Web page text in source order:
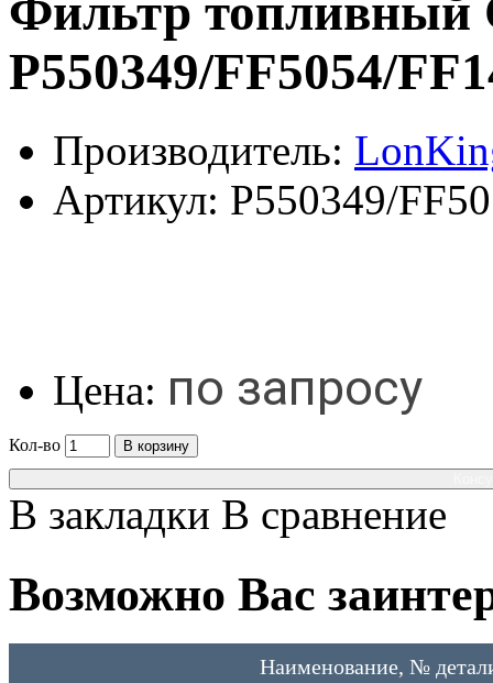
Фильтр топливный
P550349/FF5054/
Производитель:
Артикул: P550349/
Цена: по запросу
Кол-во
В корзину
В закладки В сравнение
Возможно Вас
Наименование, №